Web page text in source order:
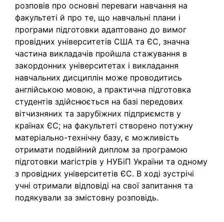
розповів про основні переваги навчання на
факультеті й про те, що навчальні плани і
програми підготовки адаптовано до вимог
провідних університетів США та ЄС, значна
частина викладачів пройшла стажування в
закордонних університетах і викладання
навчальних дисциплін може проводитись
англійською мовою, а практична підготовка
студентів здійснюється на базі передових
вітчизняних та зарубіжних підприємств у
країнах ЄС; на факультеті створено потужну
матеріально-технічну базу, є можливість
отримати подвійний диплом за програмою
підготовки магістрів у НУБіП України та одному
з провідних університетів ЄС. В ході зустрічі
учні отримали відповіді на свої запитання та
подякували за змістовну розповідь.